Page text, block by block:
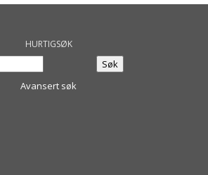
HURTIGSØK
Avansert søk